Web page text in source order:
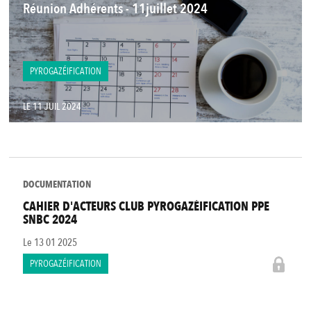
Réunion Adhérents - 11juillet 2024
PYROGAZÉIFICATION
LE 11 JUIL 2024
DOCUMENTATION
CAHIER D'ACTEURS CLUB PYROGAZÉIFICATION PPE
SNBC 2024
Le 13 01 2025
PYROGAZÉIFICATION